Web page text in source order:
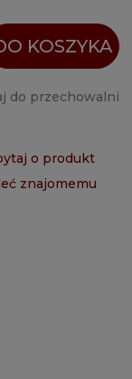
KOSZYKA
do przechowalni
o produkt
znajomemu